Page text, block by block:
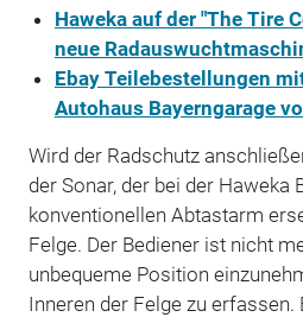
Haweka auf der "The Tire
neue
Ebay Teilebestellungen
Autohaus Bayerngarage
Wird der Radschutz
der Sonar, der bei der Haweka
konventionellen Abtastarm
Felge. Der Bediener ist nicht
unbequeme Position
Inneren der Felge zu erfassen.